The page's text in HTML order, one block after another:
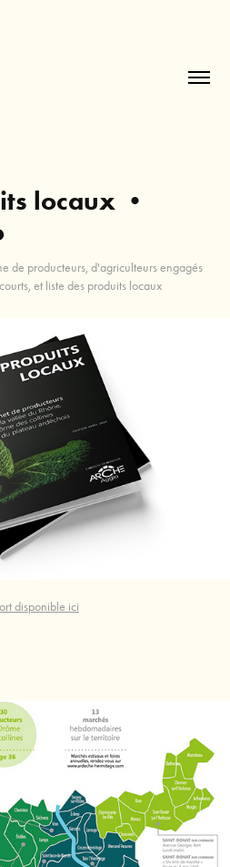
locaux •
de producteurs, d'agriculteurs engagés
et liste des produits locaux
disponible ici